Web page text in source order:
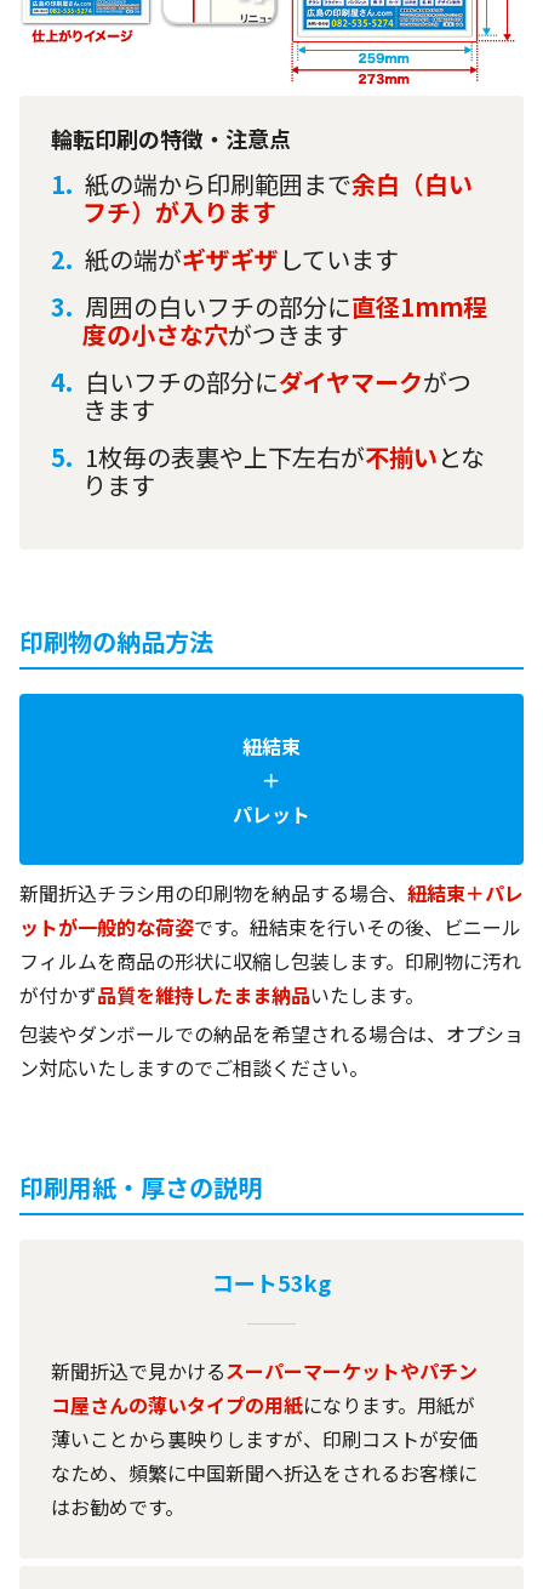
輪転印刷の特徴・注意点
紙の端から印刷範囲まで余白（白い
フチ）が入ります
紙の端がギザギザ しています
周囲の白いフチの部分に直径1mm程
度の小さな穴がつきます
白いフチの部分にダイヤマークがつ
きます
1枚毎の表裏や上下左右が不揃いとな
ります
印刷物の納品方法
紐結束
＋
パレット
新聞折込チラシ用の印刷物を納品する場合、 紐結束＋パレ
ットが一般的な荷姿です。紐結束を行いその後、ビニール
フィルムを商品の形状に収縮し包装します。印刷物に汚れ
が付かず品質を維持したまま納品いたします。
包装やダンボールでの納品を希望される場合は、オプショ
ン対応いたしますのでご相談ください。
印刷用紙・厚さの説明
コート53kg
新聞折込で見かけるスーパーマーケットやパチン
コ屋さんの薄いタイプの用紙になります。用紙が
薄いことから裏映りしますが、印刷コストが安価
なため、頻繁に中国新聞へ折込をされるお客様に
はお勧めです。